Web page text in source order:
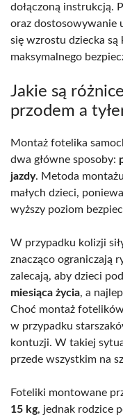
dołączoną instrukcją.
oraz dostosowywanie
się wzrostu dziecka są
maksymalnego
Jakie są
przodem a
Montaż fotelika
dwa główne sposoby:
jazdy. Metoda
małych dzieci,
wyższy poziom
W przypadku kolizji
znacząco ograniczają
zalecają, aby dzieci
miesiąca życia, a
Choć montaż
w przypadku
kontuzji. W takiej
przede wszystkim na
Foteliki montowane
15 kg, jednak rodzice